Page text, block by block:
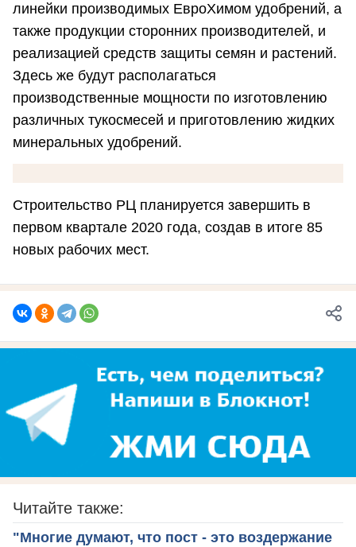
линейки производимых ЕвроХимом удобрений, а
также продукции сторонних производителей, и
реализацией средств защиты семян и растений.
Здесь же будут располагаться
производственные мощности по изготовлению
различных тукосмесей и приготовлению жидких
минеральных удобрений.
Строительство РЦ планируется завершить в
первом квартале 2020 года, создав в итоге 85
новых рабочих мест.
Читайте также:
"Многие думают, что пост - это воздержание